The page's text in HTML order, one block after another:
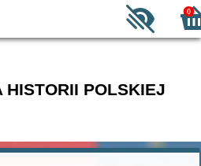
0
HISTORII POLSKIEJ